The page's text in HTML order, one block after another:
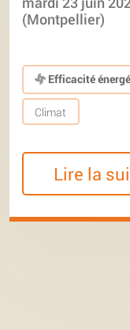
(Montpellier)
Efficacité
Climat
Lire la